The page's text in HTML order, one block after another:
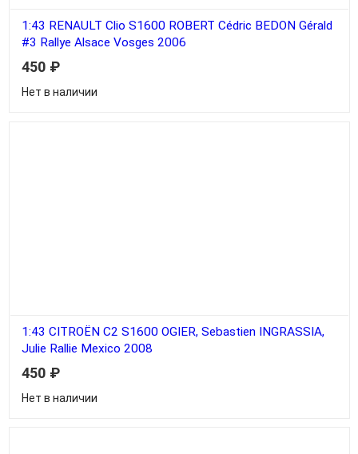
1:43 RENAULT Clio S1600 ROBERT Cédric BEDON Gérald
#3 Rallye Alsace Vosges 2006
450 ₽
Нет в наличии
1:43 CITROËN C2 S1600 OGIER, Sebastien INGRASSIA,
Julie Rallie Mexico 2008
450 ₽
Нет в наличии